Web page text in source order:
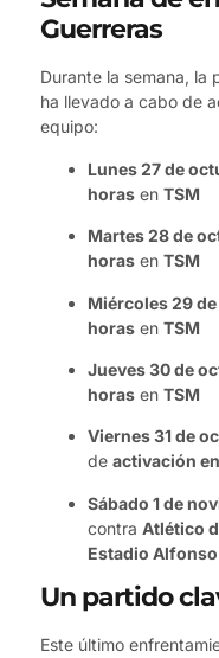
Guerreras
Durante la semana, la
ha llevado a cabo de
equipo:
Lunes 27 de
horas en TSM
Martes 28 de
horas en TSM
Miércoles 29
horas en TSM
Jueves 30 de
horas en TSM
Viernes 31 de
de activación
Sábado 1 de
contra Atlético
Estadio
Un partido
Este último